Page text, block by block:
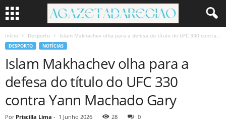
Início Desporto Islam Makhachev olha para a defesa do título do UFC 330 contra...
DESPORTO NOTÍCIAS
Islam Makhachev olha para a
defesa do título do UFC 330
contra Yann Machado Gary
Por Priscilla Lima - 1 Junho 2026 28 0